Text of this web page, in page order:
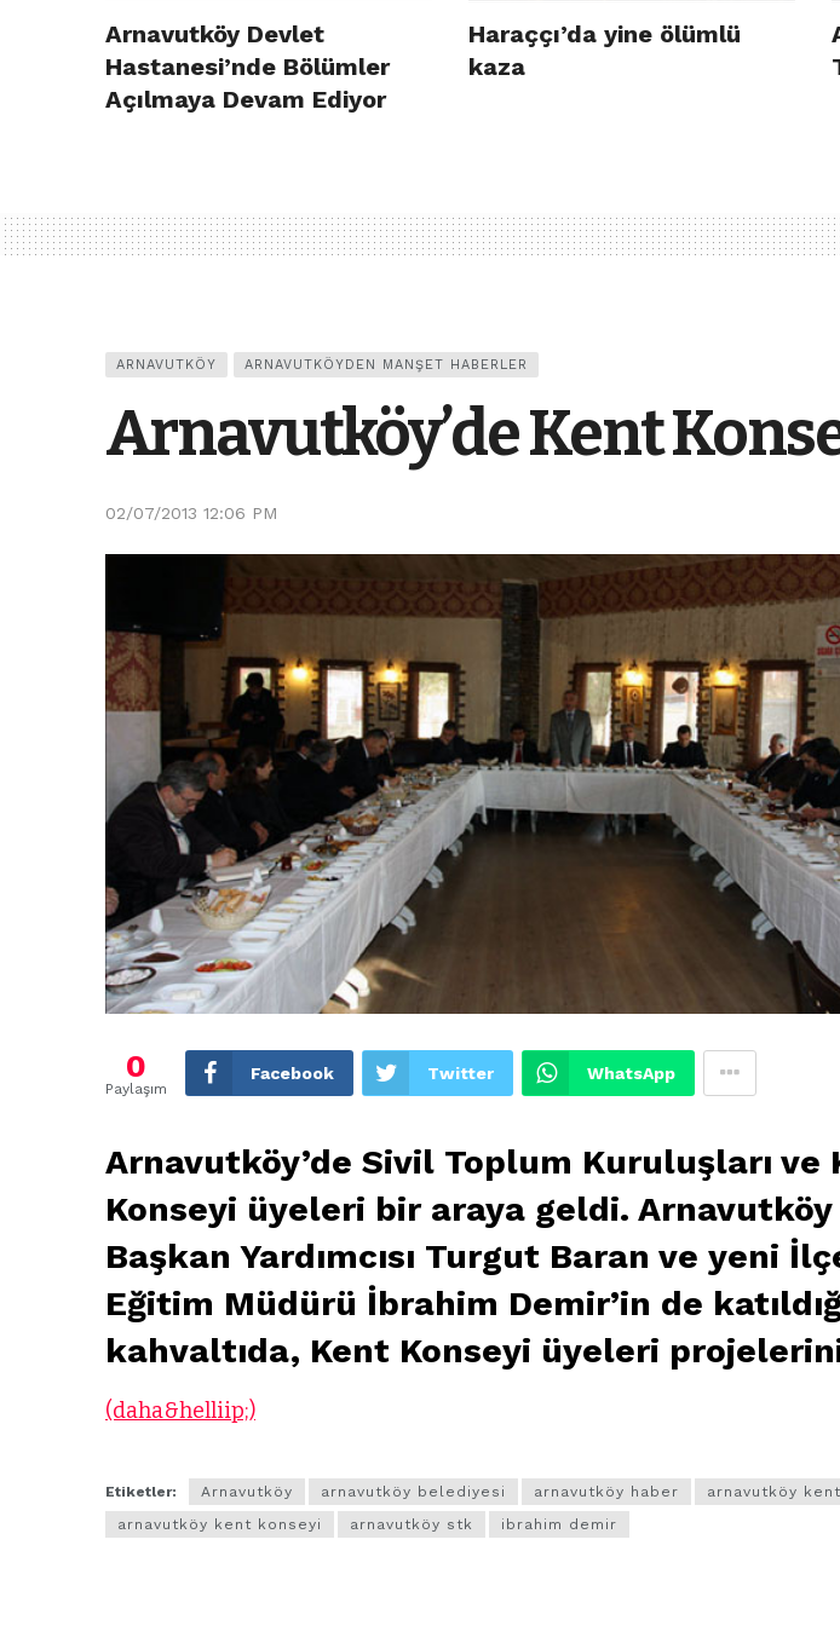
Arnavutköy Devlet
Hastanesi’nde Bölümler
Açılmaya Devam Ediyor
Haraççı’da yine ölümlü
kaza
ARNAVUTKÖY ARNAVUTKÖYDEN MANŞET HABERLER
Arnavutköy’de Kent
02/07/2013 12:06 PM
0
Paylaşım
Facebook Twitter WhatsApp
Arnavutköy’de Sivil Toplum Kuruluşları ve
Konseyi üyeleri bir araya geldi.
Başkan Yardımcısı Turgut Baran ve yeni
Eğitim Müdürü İbrahim Demir’in de
kahvaltıda, Kent Konseyi üyeleri
(daha&helliip;)
Etiketler: Arnavutköy arnavutköy belediyesi arnavutköy haber
arnavutköy kent
arnavutköy kent konseyi
arnavutköy stk ibrahim demir